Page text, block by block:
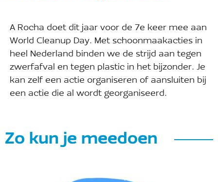
A Rocha doet dit jaar voor de 7e keer mee aan
World Cleanup Day. Met schoonmaakacties in
heel Nederland binden we de strijd aan tegen
zwerfafval en tegen plastic in het bijzonder. Je
kan zelf een actie organiseren of aansluiten bij
een actie die al wordt georganiseerd.
Zo kun je meedoen